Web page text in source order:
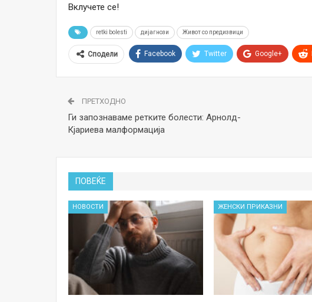
Вклучете се!
retki bolesti дијагнози Живот со предизвици
Сподели Facebook Twitter Google+
ПРЕТХОДНО
Ги запознаваме ретките болести: Арнолд-
Кјариева малформација
ПОВЕЌЕ
НОВОСТИ ЖЕНСКИ ПРИКАЗНИ